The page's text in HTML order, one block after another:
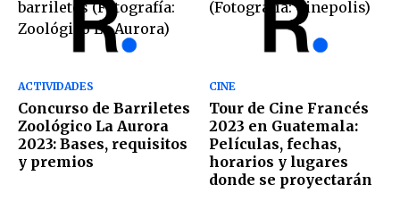
ACTIVIDADES
Concurso de Barriletes
Zoológico La Aurora
2023: Bases, requisitos
y premios
CINE
Tour de Cine Francés
2023 en Guatemala:
Películas, fechas,
horarios y lugares
donde se proyectarán